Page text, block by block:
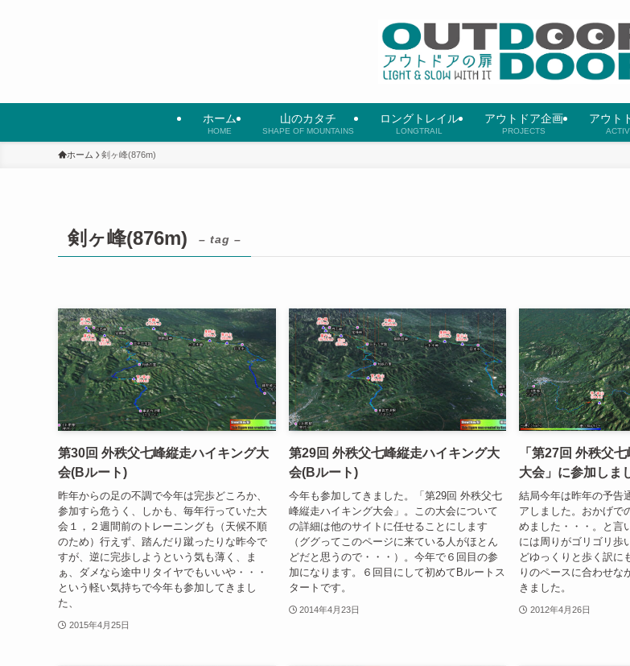
ホーム
HOME
山のカタチ
SHAPE OF MOUNTAINS
ロングトレイル
LONGTRAIL
アウトドア企画
PROJECTS
アウト
ホーム 剣ヶ峰(876m)
剣ヶ峰(876m) – tag –
第30回 外秩父七峰縦走ハイキング大
会(Bルート)
昨年からの足の不調で今年は完歩どころか、
参加すら危うく、しかも、毎年行っていた大
会１，２週間前のトレーニングも（天候不順
のため）行えず、踏んだり蹴ったりな昨今で
すが、逆に完歩しようという気も薄く、ま
ぁ、ダメなら途中リタイヤでもいいや・・・
という軽い気持ちで今年も参加してきまし
た、
2015年4月25日
第29回 外秩父七峰縦走ハイキング大
会(Bルート)
今年も参加してきました。「第29回 外秩父七
峰縦走ハイキング大会」。この大会について
の詳細は他のサイトに任せることにします
（ググってこのページに来ている人がほとん
どだと思うので・・・）。今年で６回目の参
加になります。６回目にして初めてBルートス
タートです。
2014年4月23日
「第27回 外秩父
大会」に参加しま
結局今年は昨年の予告
アしました。おかげで
めました・・・。と言
には周りがゴリゴリ歩
どゆっくりと歩く訳に
りのペースに合わせな
きました。
2012年4月26日